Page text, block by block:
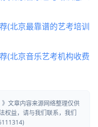
(北京最靠谱的艺考培训
(北京音乐艺考机构收费
》文章内容来源网络整理仅供
权益，请与我们联系，我们